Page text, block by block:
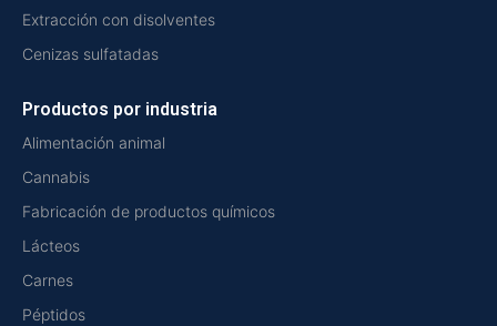
Extracción con disolventes
Cenizas sulfatadas
Productos por industria
Alimentación animal
Cannabis
Fabricación de productos químicos
Lácteos
Carnes
Péptidos